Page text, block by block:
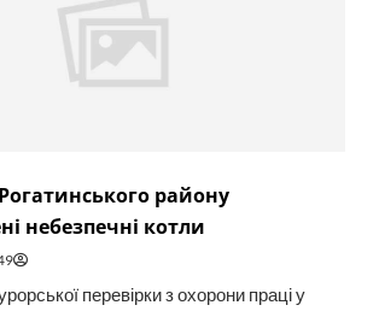
району
небезпечні котли
перевірки з охорони праці у